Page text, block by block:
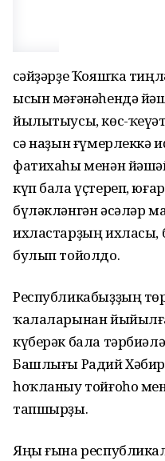
Әсәйҙәрҙе Ҡояшҡа
ысын мәғәнәһендә
йылытыусы, көс-
Әсә наҙын ғүмерлеккә
фатихаһы менән
күп бала үҫтереп,
бүләкләнгән әсәләр
ихластарҙың ихласы,
булып тойолдо.
Республикабыҙҙың
ҡалаларынан
күберәк бала
Башлығы Радий
һоҡланыу тойғоһо
тапшырҙы.
Яңы ғына